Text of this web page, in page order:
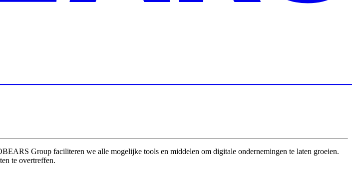
Group faciliteren we alle mogelijke tools en middelen om digitale ondernemingen te laten groeien.
te overtreffen.